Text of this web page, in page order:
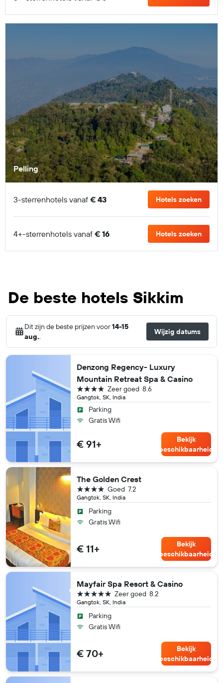
Pelling
3-sterrenhotels vanaf € 43 Hotels zoeken
4+-sterrenhotels vanaf € 16 Hotels zoeken
De beste hotels Sikkim
Dit zijn de beste prijzen voor14-15
aug..
Wijzig datums
Denzong Regency- Luxury
Mountain Retreat Spa & Casino
Gangtok, SK, India
8.6
Zeer goed
4 sterren
Parking
Gratis Wifi
€ 91+
Bekijk
beschikbaarheid
The Golden Crest
Gangtok, SK, India
7.2
Goed
4 sterren
Parking
Gratis Wifi
€ 11+
Bekijk
beschikbaarheid
Mayfair Spa Resort & Casino
Gangtok, SK, India
8.2
Zeer goed
5 sterren
Parking
Gratis Wifi
€ 70+
Bekijk
beschikbaarheid